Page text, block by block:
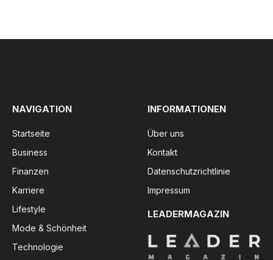
NAVIGATION
Startseite
Business
Finanzen
Karriere
Lifestyle
Mode & Schönheit
Technologie
INFORMATIONEN
Über uns
Kontakt
Datenschutzrichtlinie
Impressum
LEADERMAGAZIN